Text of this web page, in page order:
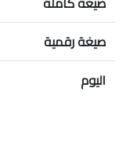
صيغة رقمية
اليوم